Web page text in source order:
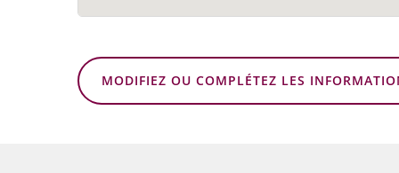
MODIFIEZ OU COMPLÉTEZ LES